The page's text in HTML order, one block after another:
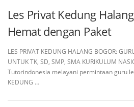
Les Privat Kedung
Hemat dengan Paket
LES PRIVAT KEDUNG HALANG BOGOR:
UNTUK TK, SD, SMP, SMA KURIKULUM
Tutorindonesia melayani permintaan guru
KEDUNG …